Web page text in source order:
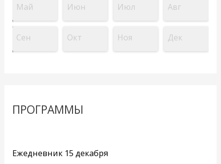
Май Июн Июл Авг
Сен Окт Ноя Дек
ПРОГРАММЫ
Ежедневник 15 декабря